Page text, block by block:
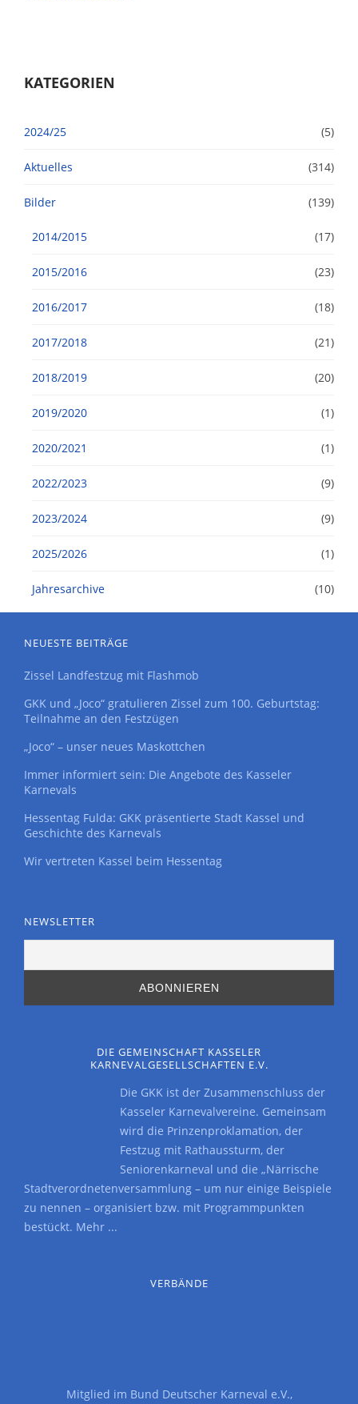
KATEGORIEN
2024/25 (5)
Aktuelles (314)
Bilder (139)
2014/2015 (17)
2015/2016 (23)
2016/2017 (18)
2017/2018 (21)
2018/2019 (20)
2019/2020 (1)
2020/2021 (1)
2022/2023 (9)
2023/2024 (9)
2025/2026 (1)
Jahresarchive (10)
NEUESTE BEITRÄGE
Zissel Landfestzug mit Flashmob
GKK und „Joco“ gratulieren Zissel zum 100. Geburtstag:
Teilnahme an den Festzügen
„Joco“ – unser neues Maskottchen
Immer informiert sein: Die Angebote des Kasseler
Karnevals
Hessentag Fulda: GKK präsentierte Stadt Kassel und
Geschichte des Karnevals
Wir vertreten Kassel beim Hessentag
NEWSLETTER
DIE GEMEINSCHAFT KASSELER
KARNEVALGESELLSCHAFTEN E.V.
Die GKK ist der Zusammenschluss der
Kasseler Karnevalvereine. Gemeinsam
wird die Prinzenproklamation, der
Festzug mit Rathaussturm, der
Seniorenkarneval und die „Närrische
Stadtverordnetenversammlung – um nur einige Beispiele
zu nennen – organisiert bzw. mit Programmpunkten
bestückt. Mehr ...
VERBÄNDE
Mitglied im Bund Deutscher Karneval e.V.,